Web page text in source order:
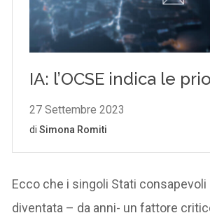
Ecco che i singoli Stati consapevoli
diventata – da anni- un fattore